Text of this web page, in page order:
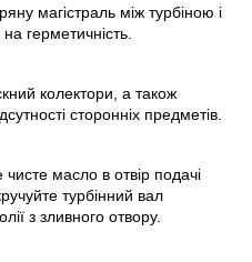
магістраль між турбіною і
герметичність.
колектори, а також
сторонніх предметів.
масло в отвір подачі
турбінний вал
з зливного отвору.